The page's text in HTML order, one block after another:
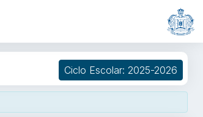
Ciclo Escolar: 2025-2026